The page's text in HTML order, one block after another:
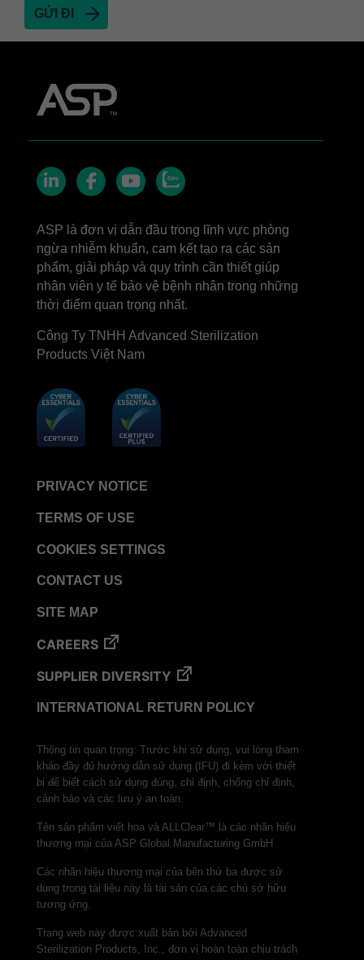
Zalo
ASP là đơn vị dẫn đầu trong lĩnh vực phòng
ngừa nhiễm khuẩn, cam kết tạo ra các sản
phẩm, giải pháp và quy trình cần thiết giúp
nhân viên y tế bảo vệ bệnh nhân trong những
thời điểm quan trọng nhất.
Công Ty TNHH Advanced Sterilization
Products Việt Nam
PRIVACY NOTICE
TERMS OF USE
COOKIES SETTINGS
CONTACT US
SITE MAP
CAREERS
SUPPLIER DIVERSITY
INTERNATIONAL RETURN POLICY
Thông tin quan trọng: Trước khi sử dụng, vui lòng tham
khảo đầy đủ hướng dẫn sử dụng (IFU) đi kèm với thiết
bị để biết cách sử dụng đúng, chỉ định, chống chỉ định,
cảnh báo và các lưu ý an toàn.
Tên sản phẩm viết hoa và ALLClear™ là các nhãn hiệu
thương mại của ASP Global Manufacturing GmbH
Các nhãn hiệu thương mại của bên thứ ba được sử
dụng trong tài liệu này là tài sản của các chủ sở hữu
tương ứng.
Trang web này được xuất bản bởi Advanced
Sterilization Products, Inc., đơn vị hoàn toàn chịu trách